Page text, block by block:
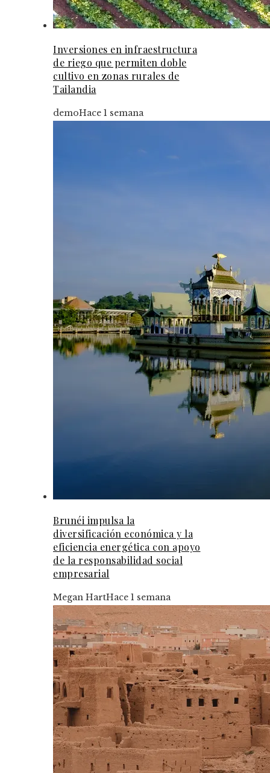
Inversiones en infraestructura
de riego que permiten doble
cultivo en zonas rurales de
Tailandia
demoHace 1 semana
Brunéi impulsa la
diversificación económica y la
eficiencia energética con apoyo
de la responsabilidad social
empresarial
Megan HartHace 1 semana